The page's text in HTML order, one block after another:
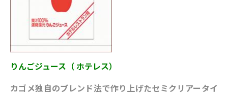
りんごジュース（ ホテレス）
カゴメ独自のブレンド法で作り上げたセミクリアータイ